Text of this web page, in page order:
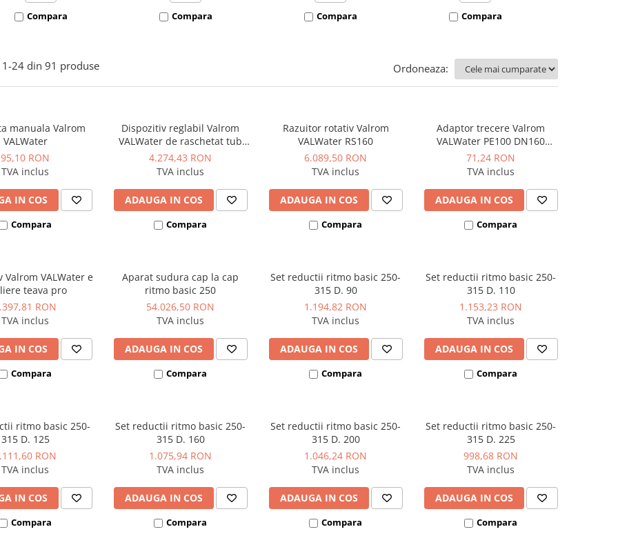
Compara Compara Compara Compara
1-24 din 91 produse Ordoneaza:
manuala Valrom
VALWater
95,10 RON
TVA inclus
IN COS
Compara
Dispozitiv reglabil Valrom
VALWater de raschetat tub
PEHD D. 61-180
4.274,43 RON
TVA inclus
ADAUGA IN COS
Compara
Razuitor rotativ Valrom
VALWater RS160
6.089,50 RON
TVA inclus
ADAUGA IN COS
Compara
Adaptor trecere Valrom
VALWater PE100 DN160
SDR17-SDR26 pentru sudura
cap la cap
71,24 RON
TVA inclus
ADAUGA IN COS
Compara
Valrom VALWater e
teava pro
RON
TVA inclus
IN COS
Compara
Aparat sudura cap la cap
ritmo basic 250
54.026,50 RON
TVA inclus
ADAUGA IN COS
Compara
Set reductii ritmo basic 250-
315 D. 90
1.194,82 RON
TVA inclus
ADAUGA IN COS
Compara
Set reductii ritmo basic 250-
315 D. 110
1.153,23 RON
TVA inclus
ADAUGA IN COS
Compara
ritmo basic 250-
315 D. 125
RON
TVA inclus
IN COS
Compara
Set reductii ritmo basic 250-
315 D. 160
1.075,94 RON
TVA inclus
ADAUGA IN COS
Compara
Set reductii ritmo basic 250-
315 D. 200
1.046,24 RON
TVA inclus
ADAUGA IN COS
Compara
Set reductii ritmo basic 250-
315 D. 225
998,68 RON
TVA inclus
ADAUGA IN COS
Compara